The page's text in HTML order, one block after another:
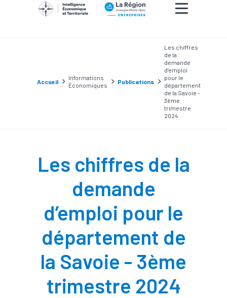
Accueil
Informations
Économiques
Publications
Les chiffres
de la
demande
d’emploi
pour le
département
de la Savoie -
3ème
trimestre
2024
Les chiffres de la
demande
d’emploi pour le
département de
la Savoie - 3ème
trimestre 2024